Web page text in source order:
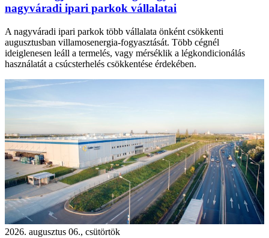
nagyváradi ipari parkok vállalatai
A nagyváradi ipari parkok több vállalata önként csökkenti
augusztusban villamosenergia-fogyasztását. Több cégnél
ideiglenesen leáll a termelés, vagy mérséklik a légkondicionálás
használatát a csúcsterhelés csökkentése érdekében.
2026. augusztus 06., csütörtök